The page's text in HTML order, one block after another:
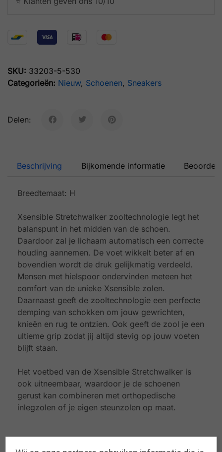
SKU: 33203-5-530
Categorieën: Nieuw, Schoenen, Sneakers
Delen:
Beschrijving Bijkomende informatie
Breedtemaat: H
Xsensible Stretchwalker zooltechnologie legt het
balanspunt in het midden van de schoen.
Daardoor zal je lichaam automatisch een correcte
houding aannemen. De voet wikkelt beter af en
bovendien wordt de druk gelijkmatig verdeeld.
Mensen met hielspoor ondervinden meteen het
comfort van de unieke Xsensible zolen.
Daarnaast geeft de zooltechnologie een perfecte
demping van schokken om jouw gewrichten,
knieën en rug te ontzien. Ook geeft de zool je een
ultieme grip zodat jij altijd stevig op jouw voeten
blijft staan.
Het voetbed van de Xsensible Stretchwalker is
ook uitneembaar, waardoor je de schoenen
gerust kan combineren met orthopedische
inlegzolen of je eigen steunzolen op maat.